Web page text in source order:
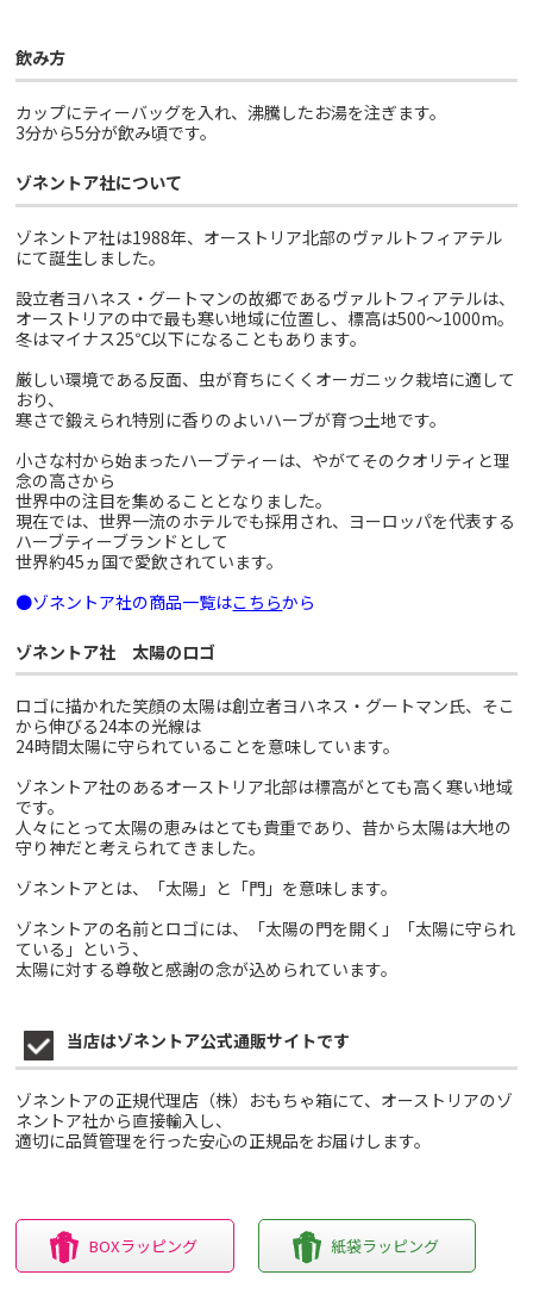
飲み方
カップにティーバッグを入れ、沸騰したお湯を注ぎます。
3分から5分が飲み頃です。
ゾネントア社について
ゾネントア社は1988年、オーストリア北部のヴァルトフィアテル
にて誕生しました。
設立者ヨハネス・グートマンの故郷であるヴァルトフィアテルは、
オーストリアの中で最も寒い地域に位置し、標高は500～1000m。
冬はマイナス25℃以下になることもあります。
厳しい環境である反面、虫が育ちにくくオーガニック栽培に適して
おり、
寒さで鍛えられ特別に香りのよいハーブが育つ土地です。
小さな村から始まったハーブティーは、やがてそのクオリティと理
念の高さから
世界中の注目を集めることとなりました。
現在では、世界一流のホテルでも採用され、ヨーロッパを代表する
ハーブティーブランドとして
世界約45ヵ国で愛飲されています。
●ゾネントア社の商品一覧はこちらから
ゾネントア社 太陽のロゴ
ロゴに描かれた笑顔の太陽は創立者ヨハネス・グートマン氏、そこ
から伸びる24本の光線は
24時間太陽に守られていることを意味しています。
ゾネントア社のあるオーストリア北部は標高がとても高く寒い地域
です。
人々にとって太陽の恵みはとても貴重であり、昔から太陽は大地の
守り神だと考えられてきました。
ゾネントアとは、「太陽」と「門」を意味します。
ゾネントアの名前とロゴには、「太陽の門を開く」「太陽に守られ
ている」という、
太陽に対する尊敬と感謝の念が込められています。
当店はゾネントア公式通販サイトです
ゾネントアの正規代理店（株）おもちゃ箱にて、オーストリアのゾ
ネントア社から直接輸入し、
適切に品質管理を行った安心の正規品をお届けします。
BOXラッピング 紙袋ラッピング